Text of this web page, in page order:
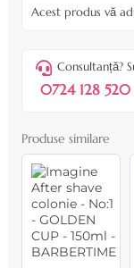
Acest produs vă
Consultanță?
0724 128 520
Produse similare